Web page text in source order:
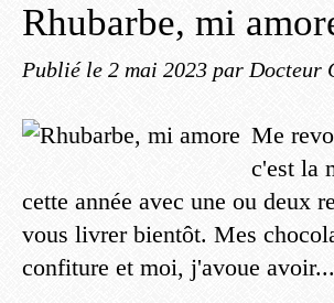
Rhubarbe, mi
Publié le 2 mai 2023 par Docteur
Me
c'est la
cette année avec une ou deux
vous livrer bientôt. Mes
confiture et moi, j'avoue avoir...